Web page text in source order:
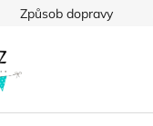
Způsob dopravy